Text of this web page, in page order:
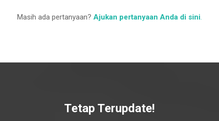
Masih ada pertanyaan? Ajukan pertanyaan Anda di sini.
Tetap Terupdate!